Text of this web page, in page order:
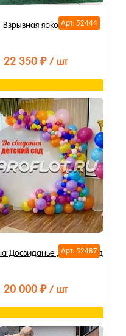
Арт: 52444
Взрывная яркость
22 350 ₽/ шт
В корзину
в 1 клик
Арт: 52487
Досвиданье детский сад
20 000 ₽/ шт
В корзину